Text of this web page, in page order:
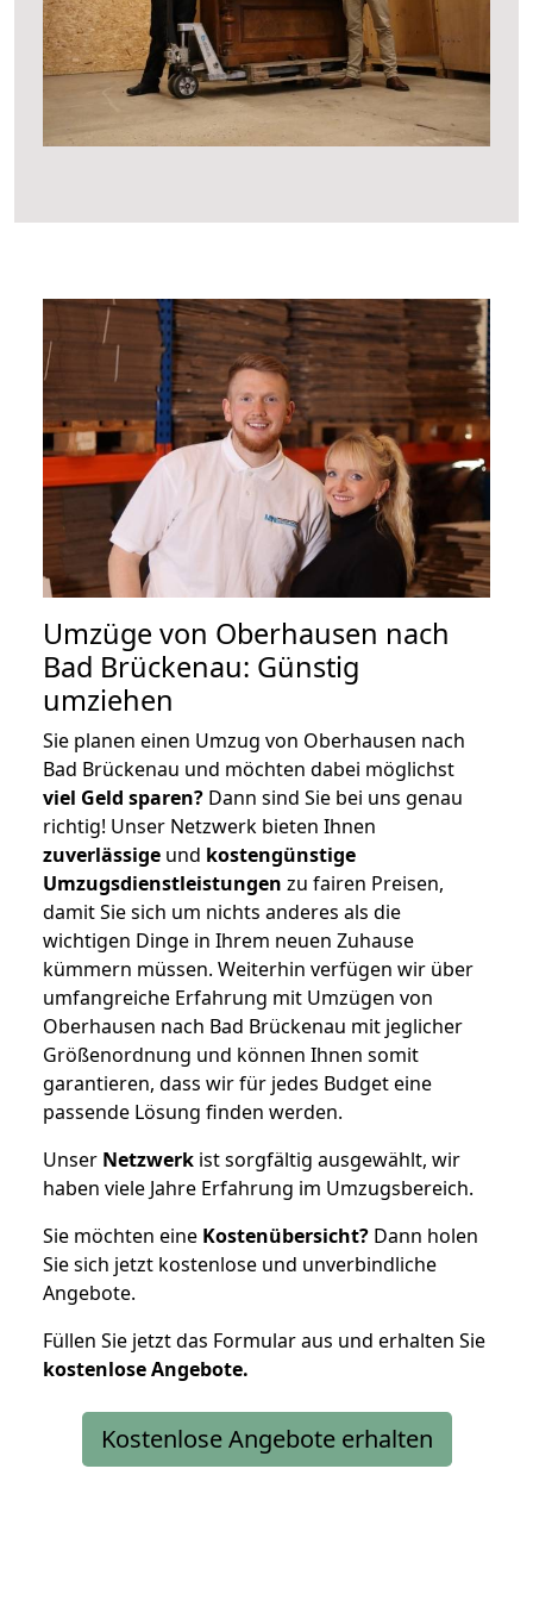
Umzüge von Oberhausen nach
Bad Brückenau: Günstig
umziehen
Sie planen einen Umzug von Oberhausen nach
Bad Brückenau und möchten dabei möglichst
viel Geld sparen? Dann sind Sie bei uns genau
richtig! Unser Netzwerk bieten Ihnen
zuverlässige und kostengünstige
Umzugsdienstleistungen zu fairen Preisen,
damit Sie sich um nichts anderes als die
wichtigen Dinge in Ihrem neuen Zuhause
kümmern müssen. Weiterhin verfügen wir über
umfangreiche Erfahrung mit Umzügen von
Oberhausen nach Bad Brückenau mit jeglicher
Größenordnung und können Ihnen somit
garantieren, dass wir für jedes Budget eine
passende Lösung finden werden.
Unser Netzwerk ist sorgfältig ausgewählt, wir
haben viele Jahre Erfahrung im Umzugsbereich.
Sie möchten eine Kostenübersicht? Dann holen
Sie sich jetzt kostenlose und unverbindliche
Angebote.
Füllen Sie jetzt das Formular aus und erhalten Sie
kostenloseAngebote.
Kostenlose Angebote erhalten